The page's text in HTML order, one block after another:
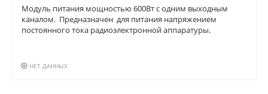
Модуль питания мощностью 600Вт с одним выходным
каналом. Предназначен для питания напряжением
постоянного тока радиоэлектронной аппаратуры.
НЕТ ДАННЫХ